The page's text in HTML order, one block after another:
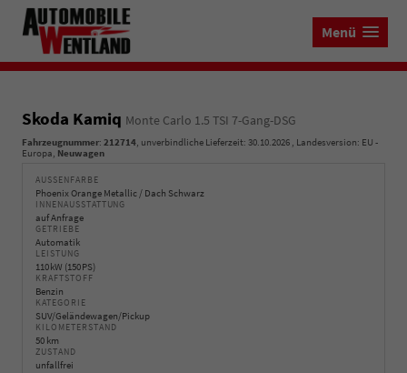
Menü
Skoda Kamiq Monte Carlo 1.5 TSI 7-Gang-DSG
Fahrzeugnummer: 212714, unverbindliche Lieferzeit: 30.10.2026 , Landesversion: EU -
Europa, Neuwagen
AUSSENFARBE
Phoenix Orange Metallic / Dach Schwarz
INNENAUSSTATTUNG
auf Anfrage
GETRIEBE
Automatik
LEISTUNG
110 kW (150 PS)
KRAFTSTOFF
Benzin
KATEGORIE
SUV/Geländewagen/Pickup
KILOMETERSTAND
50 km
ZUSTAND
unfallfrei